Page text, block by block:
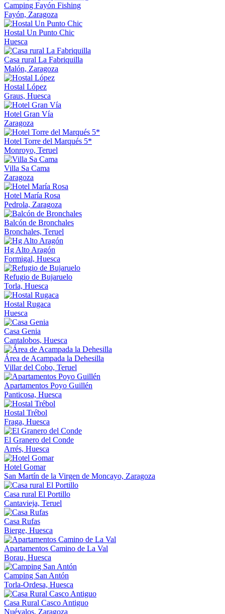
Camping Fayón Fishing
Fayón, Zaragoza
Hostal Un Punto Chic
Huesca
Casa rural La Fabriquilla
Malón, Zaragoza
Hostal López
Graus, Huesca
Hotel Gran Vía
Zaragoza
Hotel Torre del Marqués 5*
Monroyo, Teruel
Villa Sa Cama
Zaragoza
Hotel María Rosa
Pedrola, Zaragoza
Balcón de Bronchales
Bronchales, Teruel
Hg Alto Aragón
Formigal, Huesca
Refugio de Bujaruelo
Torla, Huesca
Hostal Rugaca
Huesca
Casa Genia
Cantalobos, Huesca
Área de Acampada la Dehesilla
Villar del Cobo, Teruel
Apartamentos Poyo Guillén
Panticosa, Huesca
Hostal Trébol
Fraga, Huesca
El Granero del Conde
Arrés, Huesca
Hotel Gomar
San Martín de la Virgen de Moncayo, Zaragoza
Casa rural El Portillo
Cantavieja, Teruel
Casa Rufas
Bierge, Huesca
Apartamentos Camino de La Val
Borau, Huesca
Camping San Antón
Torla-Ordesa, Huesca
Casa Rural Casco Antiguo
Nuévalos, Zaragoza